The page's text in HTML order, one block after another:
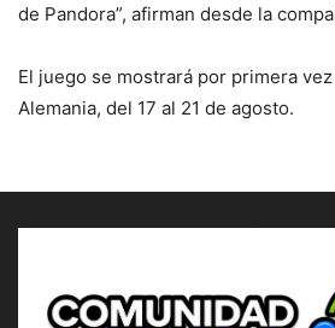
de Pandora”, afirman desde la
El juego se mostrará por primera
Alemania, del 17 al 21 de agosto.